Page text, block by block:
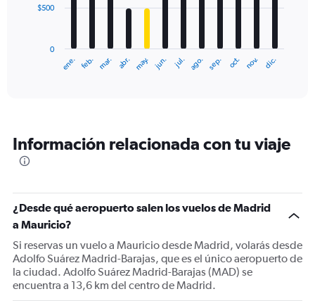
The
categories.
The
Y
axis
values.
Range:
0
to
ene. feb. mar. abr. may. jun. jul. ago. sep. oct. nov. dic.
0
$500
Información relacionada con tu viaje
¿Desde qué aeropuerto salen los vuelos de Madrid
a Mauricio?
Si reservas un vuelo a Mauricio desde Madrid, volarás desde
Adolfo Suárez Madrid-Barajas, que es el único aeropuerto de
la ciudad. Adolfo Suárez Madrid-Barajas (MAD) se
encuentra a 13,6 km del centro de Madrid.